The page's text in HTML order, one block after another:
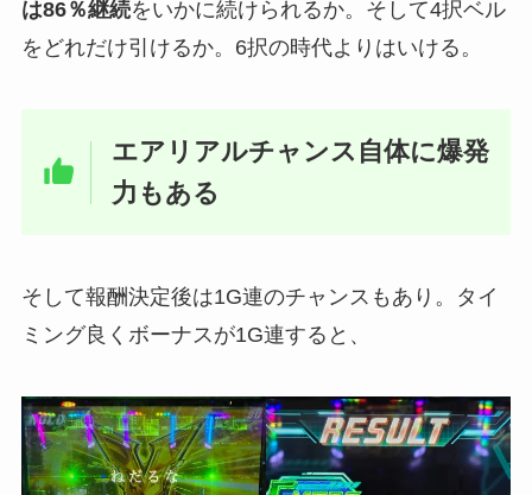
は86％継続をいかに続けられるか。 そして4択ベル
をどれだけ引けるか。6択の時代よりはいける。
エアリアルチャンス自体に爆発
力もある
そして報酬決定後は1G連のチャンスもあり。
タイ
ミング良くボーナスが1G連すると、